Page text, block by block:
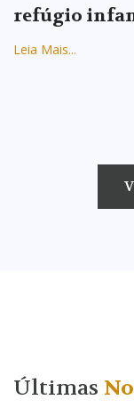
refúgio
Leia Mais...
Últimas